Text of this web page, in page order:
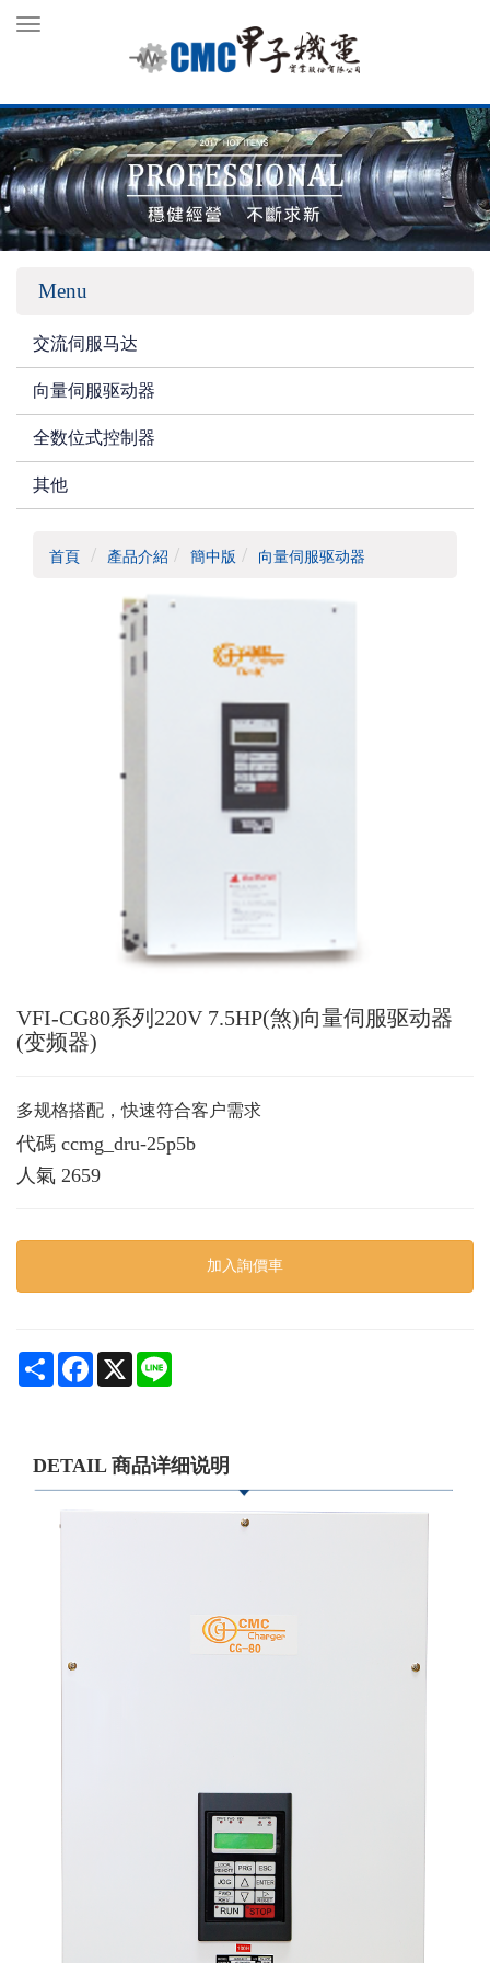
Toggle
Menu
交流伺服马达
向量伺服驱动器
全数位式控制器
其他
首頁 產品介紹 簡中版 向量伺服驱动器
VFI-CG80系列220V 7.5HP(煞)向量伺服驱动器
(变频器)
多规格搭配，快速符合客户需求
代碼 ccmg_dru-25p5b
人氣 2659
加入詢價車
Share Facebook
X
DETAIL 商品详细说明